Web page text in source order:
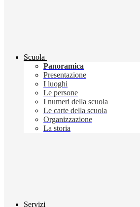
Scuola
Panoramica
Presentazione
I luoghi
Le persone
I numeri della scuola
Le carte della scuola
Organizzazione
La storia
Servizi